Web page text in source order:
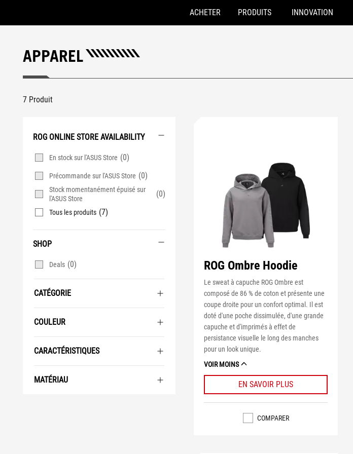
Accessibility links
ACHETER PRODUITS INNOVATION
APPAREL
7 Produit
ROG ONLINE STORE AVAILABILITY
En stock sur l'ASUS Store (0)
Précommande sur l'ASUS Store (0)
Stock momentanément épuisé sur
l'ASUS Store
(0)
Tous les produits (7)
SHOP
Deals (0)
CATÉGORIE
COULEUR
CARACTÉRISTIQUES
MATÉRIAU
ROG Ombre Hoodie
Le sweat à capuche ROG Ombre est
composé de 86 % de coton et présente une
coupe droite pour un confort optimal. Il est
doté d'une poche dissimulée, d'une grande
capuche et d'imprimés à effet de
persistance visuelle le long des manches
pour un look unique.
VOIR MOINS
EN SAVOIR PLUS
COMPARER